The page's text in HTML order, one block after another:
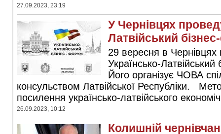
27.09.2023, 23:19
У Чернівцях
Латвійський
29 вересня в Чернівцях
Українсько-
Його організує ЧОВА
консульством Латвійської Республіки.
посилення українсько-латвійського
26.09.2023, 10:12
Колишній